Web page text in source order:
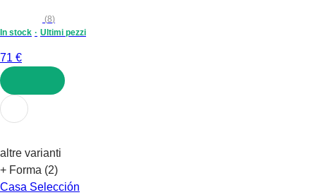
(8)
In stock
Ultimi pezzi
71 €
AGGIUNGI
altre varianti
+ Forma (2)
Casa Selección